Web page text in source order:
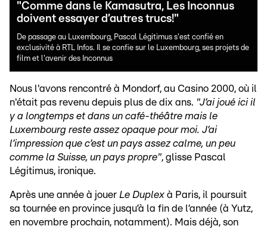
"Comme dans le Kamasutra, Les Inconnus
doivent essayer d’autres trucs!"
De passage au Luxembourg, Pascal Légitimus s'est confié en
exclusivité à RTL Infos. Il se confie sur le Luxembourg, ses projets de
film et l'avenir des Inconnus
Nous l'avons rencontré à Mondorf, au Casino 2000, où il
n'était pas revenu depuis plus de dix ans. "J’ai joué ici il
y a longtemps et dans un café-théâtre mais le
Luxembourg reste assez opaque pour moi. J’ai
l’impression que c’est un pays assez calme, un peu
comme la Suisse, un pays propre", glisse Pascal
Légitimus, ironique.
Après une année à jouer Le Duplex à Paris, il poursuit
sa tournée en province jusqu’à la fin de l’année (à Yutz,
en novembre prochain, notamment). Mais déjà, son